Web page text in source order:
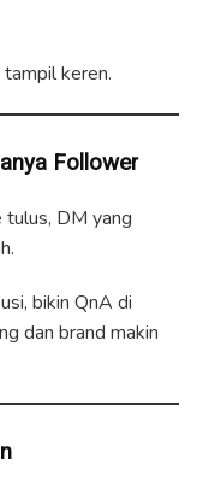
keren.
Follower
tulus, DM yang
bikin QnA di
dan brand makin